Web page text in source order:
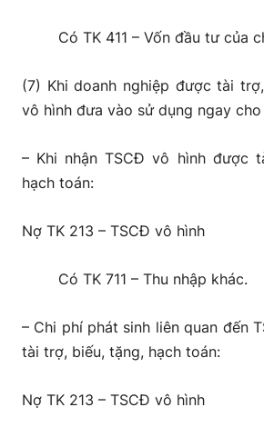
Có TK 411 – Vốn đầu tư của
(7) Khi doanh nghiệp được tài
vô hình đưa vào sử dụng ngay
– Khi nhận TSCĐ vô hình được
hạch toán:
Nợ TK 213 – TSCĐ vô hình
Có TK 711 – Thu nhập khác.
– Chi phí phát sinh liên quan đến
tài trợ, biếu, tặng, hạch toán:
Nợ TK 213 – TSCĐ vô hình